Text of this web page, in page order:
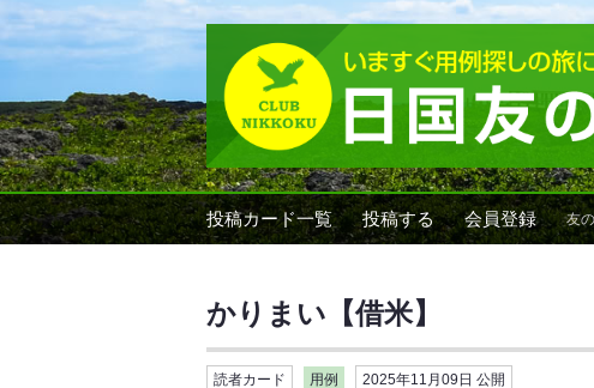
投稿カード一覧 投稿する 会員登録 友
かりまい【借米】
読者カード 用例 2025年11月09日 公開